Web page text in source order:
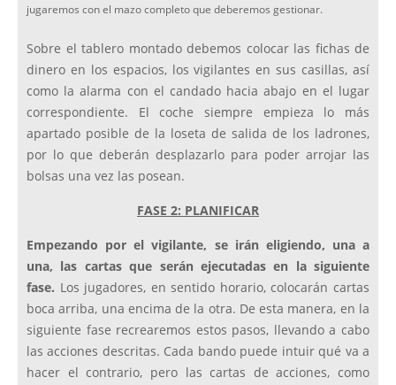
jugaremos con el mazo completo que deberemos gestionar.
Sobre el tablero montado debemos colocar las fichas de
dinero en los espacios, los vigilantes en sus casillas, así
como la alarma con el candado hacia abajo en el lugar
correspondiente. El coche siempre empieza lo más
apartado posible de la loseta de salida de los ladrones,
por lo que deberán desplazarlo para poder arrojar las
bolsas una vez las posean.
FASE 2: PLANIFICAR
Empezando por el vigilante, se irán eligiendo, una a
una, las cartas que serán ejecutadas en la siguiente
fase. Los jugadores, en sentido horario, colocarán cartas
boca arriba, una encima de la otra. De esta manera, en la
siguiente fase recrearemos estos pasos, llevando a cabo
las acciones descritas. Cada bando puede intuir qué va a
hacer el contrario, pero las cartas de acciones, como